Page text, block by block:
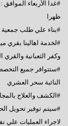
ظهرا
#بناء علي طلب
#لخدمة اهالينا
وكفر الثعبانية والقري
#ستتوافر جميع
النائبة سحر العشري
#الكشف والعلاج
#سيتم توفير تحويل
لاجراء العمليات علي